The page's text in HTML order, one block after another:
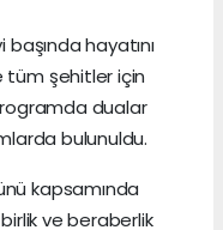
hayatını
tüm şehitler için
dualar
bulunuldu.
kapsamında
ve beraberlik